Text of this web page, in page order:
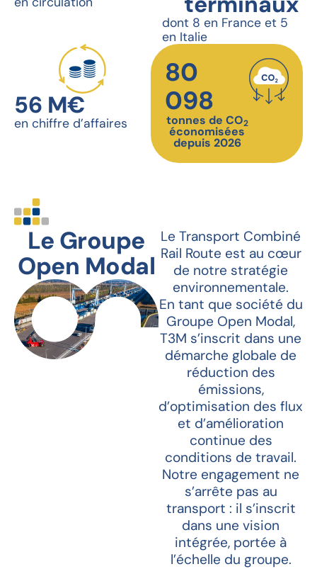
dont 8 en France et 5
en Italie
56 M€
en chiffre d’affaires
80
098
tonnes de CO2
économisées
depuis 2026
Le Groupe
Open Modal
Le Transport Combiné
Rail Route est au cœur
de notre stratégie
environnementale.
En tant que société du
Groupe Open Modal,
T3M s’inscrit dans une
démarche globale de
réduction des
émissions,
d’optimisation des flux
et d’amélioration
continue des
conditions de travail.
Notre engagement ne
s’arrête pas au
transport : il s’inscrit
dans une vision
intégrée, portée à
l’échelle du groupe.